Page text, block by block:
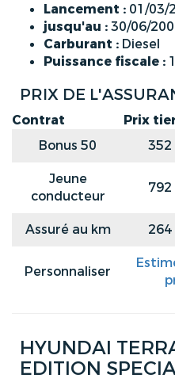
Lancement : 01/03/
jusqu'au :30/06/
Carburant : Diesel
Puissance fiscale :
PRIX DE
Contrat Prix
Bonus 50
Jeune
conducteur
Assuré au km
Personnaliser
HYUNDAI
EDITION